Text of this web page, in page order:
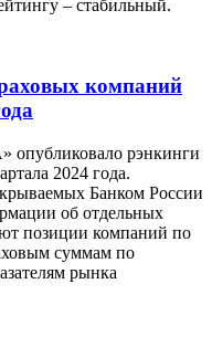
– стабильный.
компаний
опубликовало рэнкинги
2024 года.
Банком России
об отдельных
позиции компаний по
суммам по
рынка